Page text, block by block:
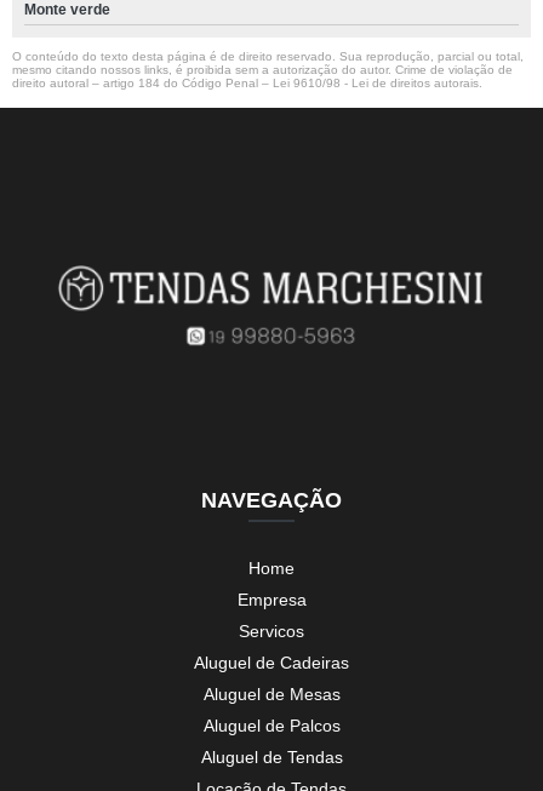
Monte verde
O conteúdo do texto desta página é de direito reservado. Sua reprodução, parcial ou total,
mesmo citando nossos links, é proibida sem a autorização do autor. Crime de violação de
direito autoral – artigo 184 do Código Penal – Lei 9610/98 - Lei de direitos autorais
NAVEGAÇÃO
Home
Empresa
Servicos
Aluguel de Cadeiras
Aluguel de Mesas
Aluguel de Palcos
Aluguel de Tendas